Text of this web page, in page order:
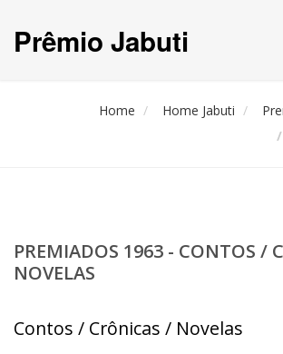
Prêmio Jabuti
Home Home Jabuti
PREMIADOS 1963 - CONTOS /
NOVELAS
Contos / Crônicas / Novelas